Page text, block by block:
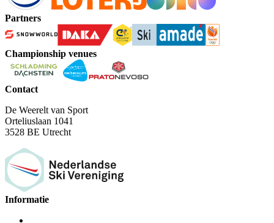
Partners
Championship venues
Contact
De Weerelt van Sport
Orteliuslaan 1041
3528 BE Utrecht
Informatie